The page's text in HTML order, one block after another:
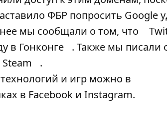
ФБР попросить Google
мы сообщали о том, что
в Гонконге
. Также мы писали
.
и игр можно в
в Facebook и Instagram.